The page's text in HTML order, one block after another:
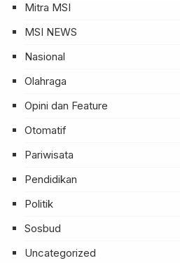
Mitra MSI
MSI NEWS
Nasional
Olahraga
Opini dan Feature
Otomatif
Pariwisata
Pendidikan
Politik
Sosbud
Uncategorized